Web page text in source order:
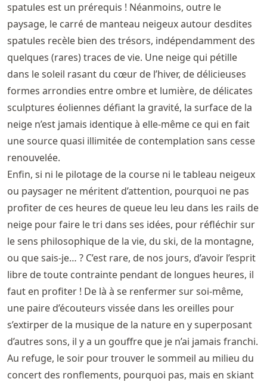
spatules est un prérequis ! Néanmoins, outre le
paysage, le carré de manteau neigeux autour desdites
spatules recèle bien des trésors, indépendamment des
quelques (rares) traces de vie. Une neige qui pétille
dans le soleil rasant du cœur de l’hiver, de délicieuses
formes arrondies entre ombre et lumière, de délicates
sculptures éoliennes défiant la gravité, la surface de la
neige n’est jamais identique à elle-même ce qui en fait
une source quasi illimitée de contemplation sans cesse
renouvelée.
Enfin, si ni le pilotage de la course ni le tableau neigeux
ou paysager ne méritent d’attention, pourquoi ne pas
profiter de ces heures de queue leu leu dans les rails de
neige pour faire le tri dans ses idées, pour réfléchir sur
le sens philosophique de la vie, du ski, de la montagne,
ou que sais-je… ? C’est rare, de nos jours, d’avoir l’esprit
libre de toute contrainte pendant de longues heures, il
faut en profiter ! De là à se renfermer sur soi-même,
une paire d’écouteurs vissée dans les oreilles pour
s’extirper de la musique de la nature en y superposant
d’autres sons, il y a un gouffre que je n’ai jamais franchi.
Au refuge, le soir pour trouver le sommeil au milieu du
concert des ronflements, pourquoi pas, mais en skiant